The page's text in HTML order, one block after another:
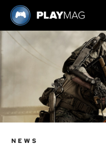
NEWS